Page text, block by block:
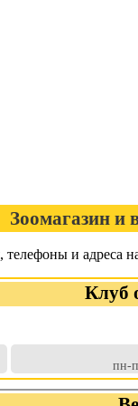
Зоомагазин и
телефоны и адреса
Клуб
пн-